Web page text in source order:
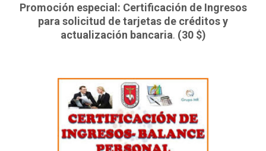
Promoción especial: Certificación de Ingresos
para solicitud de tarjetas de créditos y
actualización bancaria. (30 $)